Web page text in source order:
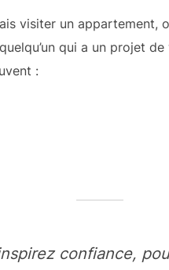
visiter un appartement,
qui a un projet
:
confiance,